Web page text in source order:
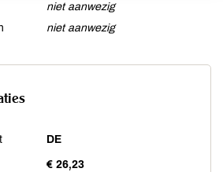
niet aanwezig
niet aanwezig
DE
€ 26,23